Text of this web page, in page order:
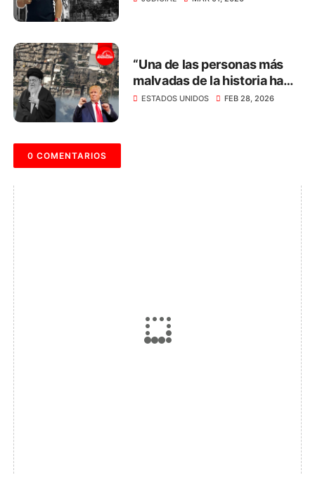
“Una de las personas más
malvadas de la historia ha
muerto”: Trump
ESTADOS UNIDOS FEB 28, 2026
0 COMENTARIOS